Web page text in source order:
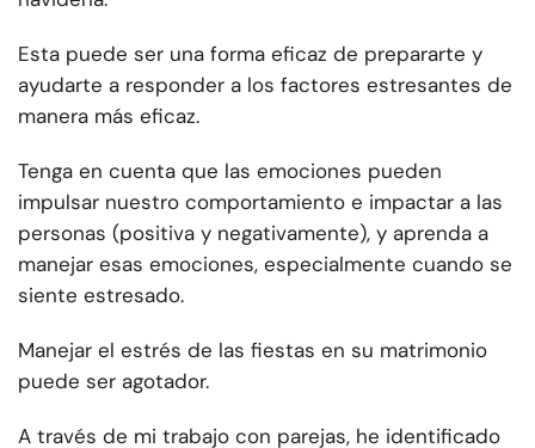
Esta puede ser una forma eficaz de prepararte y
ayudarte a responder a los factores estresantes de
manera más eficaz.
Tenga en cuenta que las emociones pueden
impulsar nuestro comportamiento e impactar a las
personas (positiva y negativamente), y aprenda a
manejar esas emociones, especialmente cuando se
siente estresado.
Manejar el estrés de las fiestas en su matrimonio
puede ser agotador.
A través de mi trabajo con parejas, he identificado